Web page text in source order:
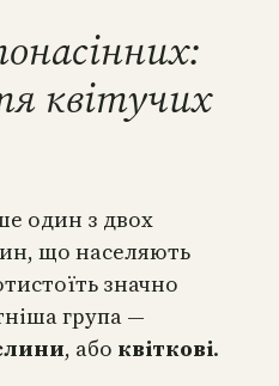
квітучих
один з двох
що населяють
значно
група —
, або квіткові.